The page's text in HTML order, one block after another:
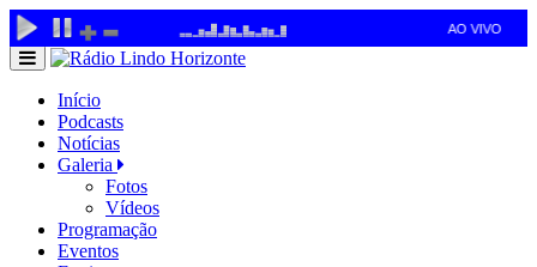
Início
Podcasts
Notícias
Galeria
Fotos
Vídeos
Programação
Eventos